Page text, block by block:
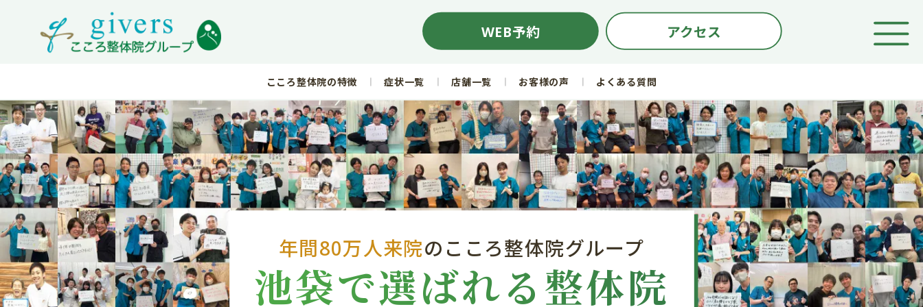
WEB予約 アクセス
こころ整体院の特徴 症状一覧 店舗一覧 お客様の声 よくある質問
年間80万人来院のこころ整体院グループ
池袋で選ばれる整体院